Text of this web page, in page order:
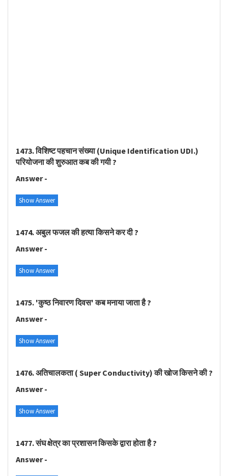
1473. विशिष्ट पहचान संख्या (Unique Identification UDI.)
परियोजना की शुरुआत कब की गयी ?
Answer -
Show Answer
1474. अबुल फजल की हत्या किसने कर दी ?
Answer -
Show Answer
1475. 'कुष्ठ निवारण दिवस' कब मनाया जाता है ?
Answer -
Show Answer
1476. अतिचालकता ( Super Conductivity) की खोज किसने की ?
Answer -
Show Answer
1477. संघ क्षेत्र का प्रशासन किसके द्वारा होता है ?
Answer -